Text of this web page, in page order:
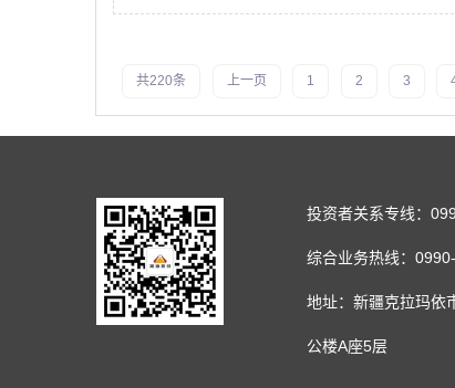
共220条 上一页 1 2 3
投资者关系专线：
综合业务热线：
地址：新疆克拉玛依
公楼A座5层